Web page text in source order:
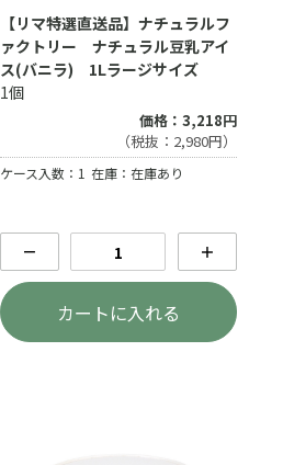
【リマ特選直送品】ナチュラルフ
ァクトリー ナチュラル豆乳アイ
ス(バニラ) 1Lラージサイズ
1個
価格：3,218円
（税抜：2,980円）
ケース入数：1 在庫：在庫あり
－ ＋
カートに入れる